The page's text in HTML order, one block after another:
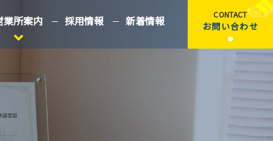
業所案内 採用情報 新着情報 CONTACT
お問い合わせ